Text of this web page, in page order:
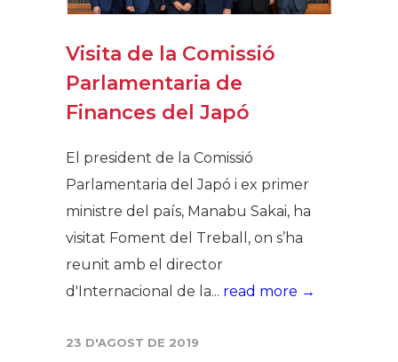
Visita de la Comissió
Parlamentaria de
Finances del Japó
El president de la Comissió
Parlamentaria del Japó i ex primer
ministre del país, Manabu Sakai, ha
visitat Foment del Treball, on s’ha
reunit amb el director
d'Internacional de la... read more →
23 D'AGOST DE 2019